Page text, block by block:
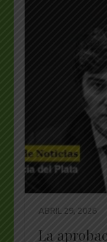
ABRIL 29, 2026
La